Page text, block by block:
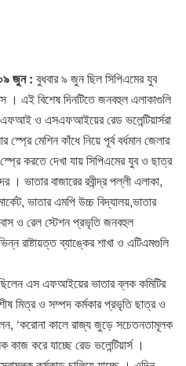
জুন : বুধবার ৯ জুন ছিল সিপিএমের যুব
। এই বিশেষ দিনটিতে জনবহুল এলাকাগুলি
ও এসএফআইয়ের রেড ভলেন্টিয়ার্সরা
মেশিন কাঁধে নিয়ে পূর্ব বর্ধমান জেলার
করতে দেখা যায় সিপিএমের যুব ও ছাত্র
ভাতার বাজারের রবীন্দ্র পল্লী এলাকা,
ভাতার এমপি উচ্চ বিদ্যালয়,ভাতার
বাস ও রেল স্টেশন প্রভৃতি জনবহুল
রাষ্টায়ত্ত ব্যাঙ্কের শাখা ও এটিএমগুলি
এস এফআইয়ের ভাতার ব্লক কমিটির
মিত্র ও সম্পদ কর্মকার প্রভৃতি ছাত্র ও
‘করোনা কালে রাজ্য জুড়ে সচেতনতামূলক
কাজ করে যাচ্ছে রেড ভলেন্টিয়ার্স ।